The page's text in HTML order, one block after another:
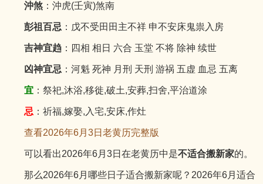
沖煞：沖虎(壬寅)煞南
彭祖百忌 ：戊不受田田主不祥 申不安床鬼祟入房
吉神宜趋：四相 相日 六合 玉堂 不将 除神 续世
凶神宜忌 ：河魁 死神 月刑 天刑 游祸 五虚 血忌 五离
宜：祭祀,沐浴,移徙,破土,安葬,扫舍,平治道涂
忌 ：祈福,嫁娶,入宅,安床,作灶
查看2026年6月3日老黄历完整版
可以看出2026年6月3日在老黄历中是不适合搬新家的。
那么2026年6月哪些日子适合搬新家呢？2026年6月适合